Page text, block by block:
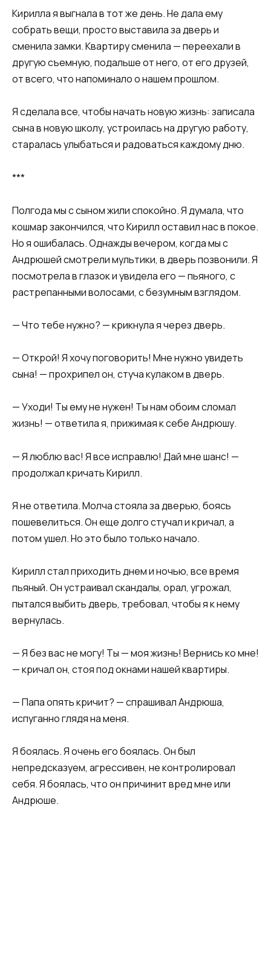
​​Кирилла я выгнала в тот же день. Не дала ему
собрать вещи, просто выставила за дверь и
сменила замки. Квартиру сменила — переехали в
другую съемную, подальше от него, от его друзей,
от всего, что напоминало о нашем прошлом.
Я сделала все, чтобы начать новую жизнь: записала
сына в новую школу, устроилась на другую работу,
старалась улыбаться и радоваться каждому дню.​
​***​
​Полгода мы с сыном жили спокойно. Я думала, что
кошмар закончился, что Кирилл оставил нас в покое.
Но я ошибалась. Однажды вечером, когда мы с
Андрюшей смотрели мультики, в дверь позвонили. Я
посмотрела в глазок и увидела его — пьяного, с
растрепанными волосами, с безумным взглядом.​​
​​— Что тебе нужно? — крикнула я через дверь.​​
​​— Открой! Я хочу поговорить! Мне нужно увидеть
сына! — прохрипел он, стуча кулаком в дверь.​​
​​— Уходи! Ты ему не нужен! Ты нам обоим сломал
жизнь! — ответила я, прижимая к себе Андрюшу.​​
​​— Я люблю вас! Я все исправлю! Дай мне шанс! —
продолжал кричать Кирилл.​​
​​Я не ответила. Молча стояла за дверью, боясь
пошевелиться. Он еще долго стучал и кричал, а
потом ушел. Но это было только начало.​​
​​Кирилл стал приходить днем и ночью, все время
пьяный. Он устраивал скандалы, орал, угрожал,
пытался выбить дверь, требовал, чтобы я к нему
вернулась.​​
​​— Я без вас не могу! Ты — моя жизнь! Вернись ко мне!
— кричал он, стоя под окнами нашей квартиры.​​
​​— Папа опять кричит? — спрашивал Андрюша,
испуганно глядя на меня.​​
​​Я боялась. Я очень его боялась. Он был
непредсказуем, агрессивен, не контролировал
себя. Я боялась, что он причинит вред мне или
Андрюше.